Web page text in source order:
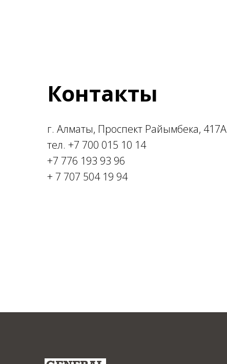
Контакты
г. Алматы, Проспект Райымбека, 417А
тел. +7 700 015 10 14
+7 776 193 93 96
+ 7 707 504 19 94